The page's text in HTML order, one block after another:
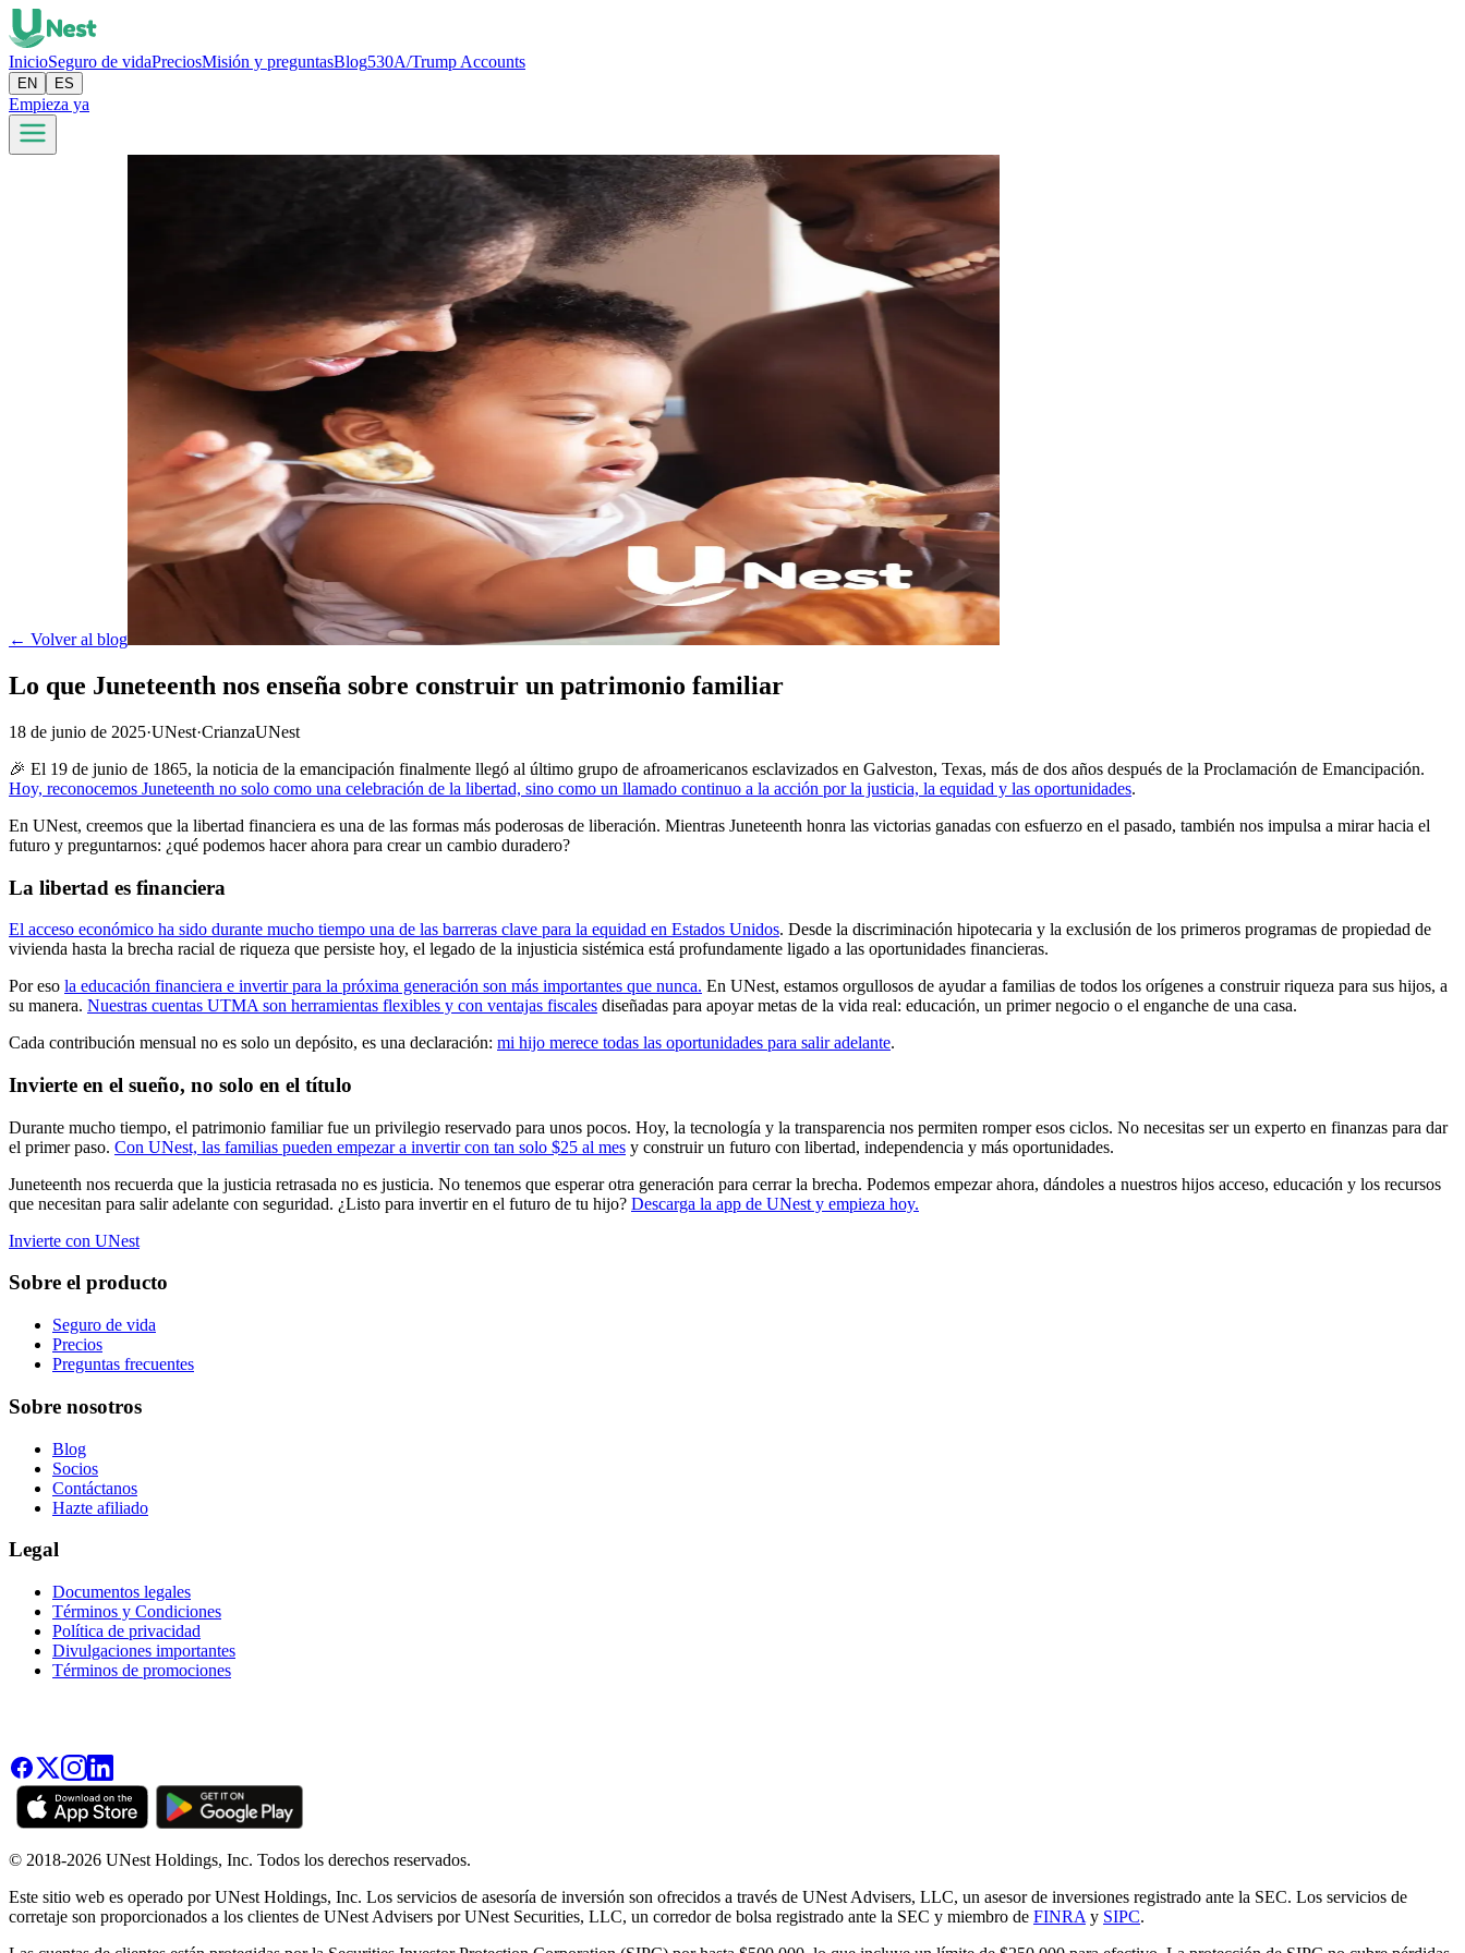
InicioSeguro de vidaPreciosMisión y preguntasBlog530A/Trump Accounts
EN ES
Empieza ya
← Volver al blog
Lo que Juneteenth nos enseña sobre construir un patrimonio familiar
18 de junio de 2025·UNest·CrianzaUNest
🎉 El 19 de junio de 1865, la noticia de la emancipación finalmente llegó al último grupo de afroamericanos esclavizados en Galveston, Texas, más de dos años después de la Proclamación de Emancipación.
Hoy, reconocemos Juneteenth no solo como una celebración de la libertad, sino como un llamado continuo a la acción por la justicia, la equidad y las oportunidades.
En UNest, creemos que la libertad financiera es una de las formas más poderosas de liberación. Mientras Juneteenth honra las victorias ganadas con esfuerzo en el pasado, también nos impulsa a mirar hacia el
futuro y preguntarnos: ¿qué podemos hacer ahora para crear un cambio duradero?
La libertad es financiera
El acceso económico ha sido durante mucho tiempo una de las barreras clave para la equidad en Estados Unidos. Desde la discriminación hipotecaria y la exclusión de los primeros programas de propiedad de
vivienda hasta la brecha racial de riqueza que persiste hoy, el legado de la injusticia sistémica está profundamente ligado a las oportunidades financieras.
Por eso la educación financiera e invertir para la próxima generación son más importantes que nunca. En UNest, estamos orgullosos de ayudar a familias de todos los orígenes a construir riqueza para sus hijos, a
su manera. Nuestras cuentas UTMA son herramientas flexibles y con ventajas fiscales diseñadas para apoyar metas de la vida real: educación, un primer negocio o el enganche de una casa.
Cada contribución mensual no es solo un depósito, es una declaración: mi hijo merece todas las oportunidades para salir adelante.
Invierte en el sueño, no solo en el título
Durante mucho tiempo, el patrimonio familiar fue un privilegio reservado para unos pocos. Hoy, la tecnología y la transparencia nos permiten romper esos ciclos. No necesitas ser un experto en finanzas para dar
el primer paso. Con UNest, las familias pueden empezar a invertir con tan solo $25 al mes y construir un futuro con libertad, independencia y más oportunidades.
Juneteenth nos recuerda que la justicia retrasada no es justicia. No tenemos que esperar otra generación para cerrar la brecha. Podemos empezar ahora, dándoles a nuestros hijos acceso, educación y los recursos
que necesitan para salir adelante con seguridad. ¿Listo para invertir en el futuro de tu hijo? Descarga la app de UNest y empieza hoy.
Invierte con UNest
Sobre el producto
Seguro de vida
Precios
Preguntas frecuentes
Sobre nosotros
Blog
Socios
Contáctanos
Hazte afiliado
Legal
Documentos legales
Términos y Condiciones
Política de privacidad
Divulgaciones importantes
Términos de promociones
© 2018-2026 UNest Holdings, Inc. Todos los derechos reservados.
Este sitio web es operado por UNest Holdings, Inc. Los servicios de asesoría de inversión son ofrecidos a través de UNest Advisers, LLC, un asesor de inversiones registrado ante la SEC. Los servicios de
corretaje son proporcionados a los clientes de UNest Advisers por UNest Securities, LLC, un corredor de bolsa registrado ante la SEC y miembro de FINRA y SIPC.